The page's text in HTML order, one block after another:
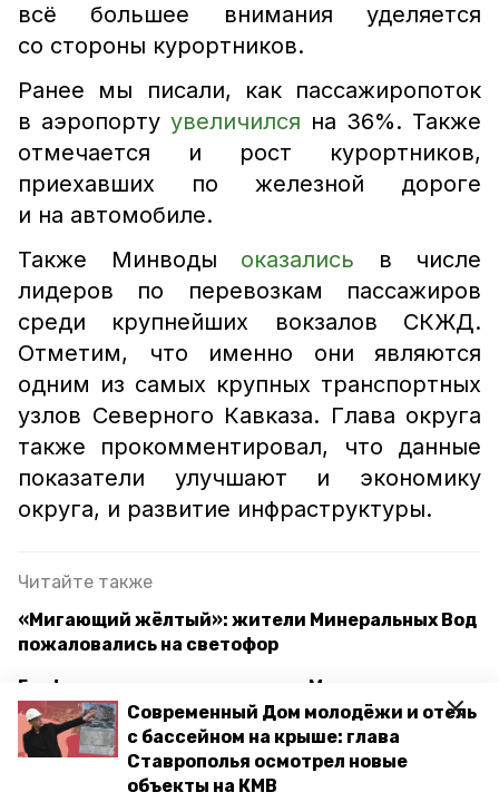
Современный Дом молодёжи и отель
с бассейном на крыше: глава
Ставрополья осмотрел новые
объекты на КМВ
всё большее внимания уделяется
со стороны курортников.
Ранее мы писали, как пассажиропоток
в аэропорту увеличился на 36%. Также
отмечается и рост курортников,
приехавших по железной дороге
и на автомобиле.
Также Минводы оказались в числе
лидеров по перевозкам пассажиров
среди крупнейших вокзалов СКЖД.
Отметим, что именно они являются
одним из самых крупных транспортных
узлов Северного Кавказа. Глава округа
также прокомментировал, что данные
показатели улучшают и экономику
округа, и развитие инфраструктуры.
Читайте также
«Мигающий жёлтый»: жители Минеральных Вод
пожаловались на светофор
График движения электрички Минводы —
Кисловодск изменится на один день
железная дорога пассажиропоток